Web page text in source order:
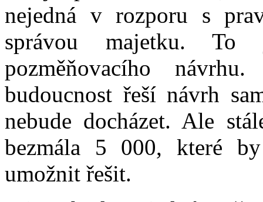
nejedná v rozporu s
správou majetku. To
pozměňovacího
budoucnost řeší návrh
nebude docházet. Ale
bezmála 5 000, které
umožnit řešit.